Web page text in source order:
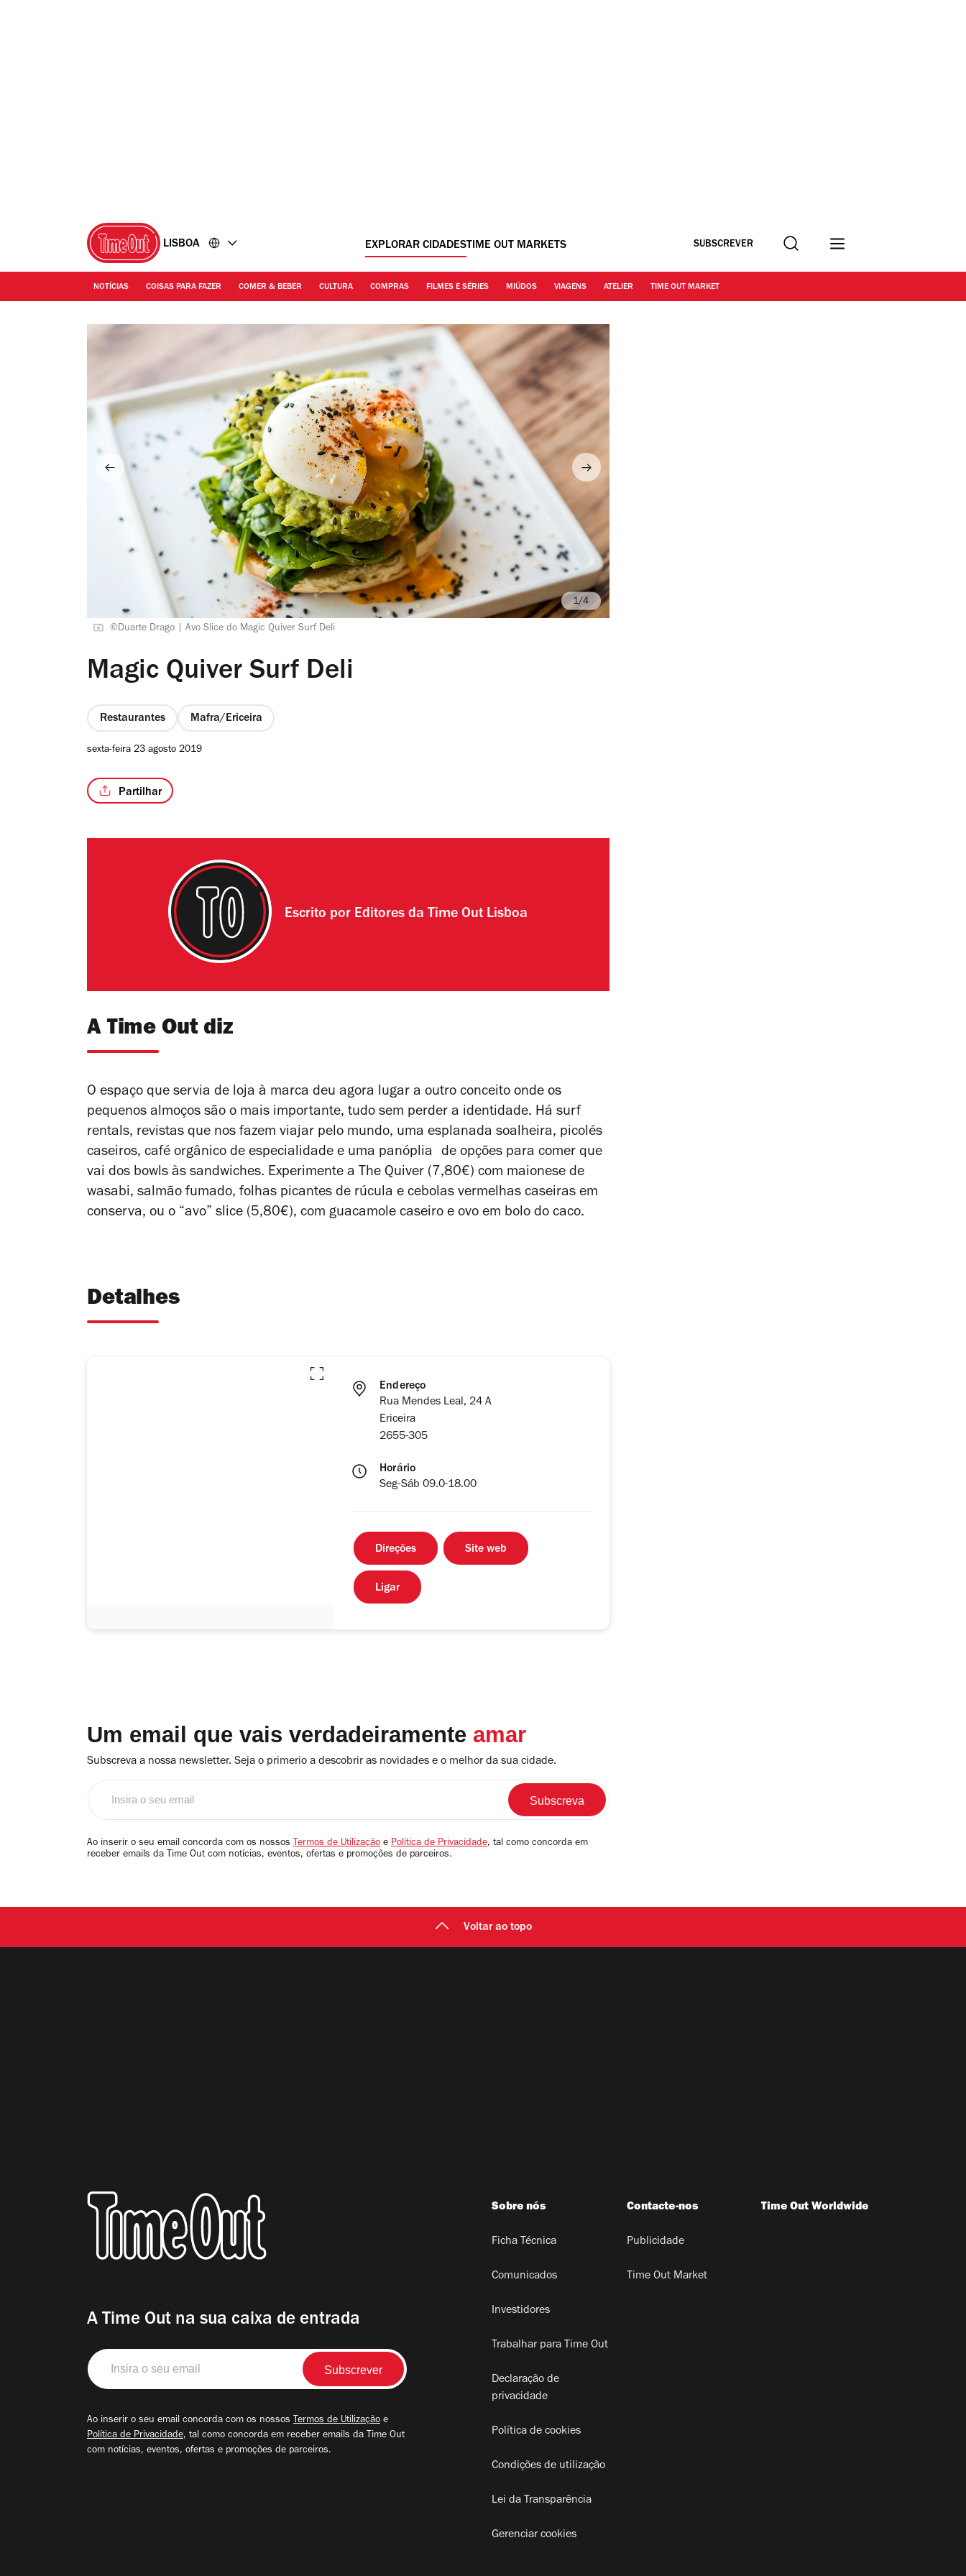
LISBOA EXPLORAR CIDADESTIME OUT MARKETS SUBSCREVER Procurar
NOTÍCIAS COISAS PARA FAZER COMER & BEBER CULTURA COMPRAS FILMES E SÉRIES MIÚDOS VIAGENS ATELIER TIME OUT MARKET
©Duarte Drago | Avo Slice do Magic Quiver Surf Deli
/4
Magic Quiver Surf Deli
Restaurantes Mafra/Ericeira
sexta-feira 23 agosto 2019
Partilhar
Escrito por Editores da Time Out Lisboa
A Time Out diz
O espaço que servia de loja à marca deu agora lugar a outro conceito onde os
pequenos almoços são o mais importante, tudo sem perder a identidade. Há surf
rentals, revistas que nos fazem viajar pelo mundo, uma esplanada soalheira, picolés
caseiros, café orgânico de especialidade e uma panóplia de opções para comer que
vai dos bowls às sandwiches. Experimente a The Quiver (7,80€) com maionese de
wasabi, salmão fumado, folhas picantes de rúcula e cebolas vermelhas caseiras em
conserva, ou o “avo” slice (5,80€), com guacamole caseiro e ovo em bolo do caco.
Detalhes
Endereço
Rua Mendes Leal, 24 A
Ericeira
2655-305
Horário
Seg-Sáb 09.0-18.00
Direções Site web
Ligar
Um email que vais verdadeiramente amar
Subscreva a nossa newsletter. Seja o primerio a descobrir as novidades e o melhor da sua cidade.
email
Ao inserir o seu email concorda com os nossos Termos de Utilização e Política de Privacidade, tal como concorda em
receber emails da Time Out com notícias, eventos, ofertas e promoções de parceiros.
Voltar ao topo
A Time Out na sua caixa de entrada
Insira
o
seu
Ao inserir o seu email concorda com os nossos Termos de Utilização e
Política de Privacidade, tal como concorda em receber emails da Time Out
com notícias, eventos, ofertas e promoções de parceiros.
Sobre nós
Ficha Técnica
Comunicados
Investidores
Trabalhar para Time Out
Declaração de
privacidade
Política de cookies
Condições de utilização
Lei da Transparência
Gerenciar cookies
Contacte-nos
Publicidade
Time Out Market
Time Out Worldwide